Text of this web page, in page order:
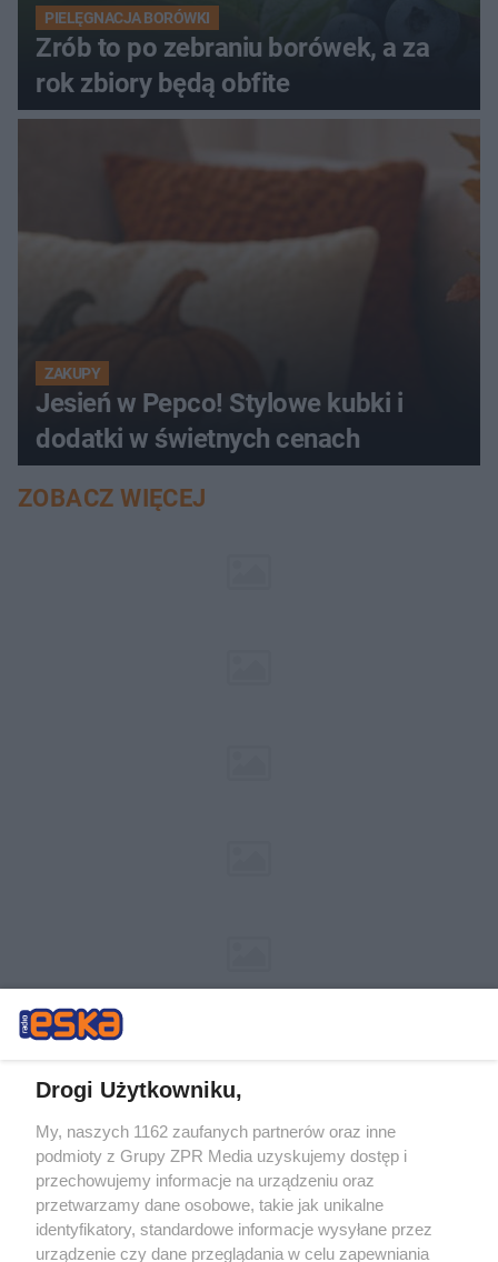
PIELĘGNACJA BORÓWKI
Zrób to po zebraniu borówek, a za
rok zbiory będą obfite
ZAKUPY
Jesień w Pepco! Stylowe kubki i
dodatki w świetnych cenach
ZOBACZ WIĘCEJ
Żaden utwór zamieszczony w serwisie nie może być powielany i
rozpowszechniany lub dalej rozpowszechniany w jakikolwiek sposób (w
tym także elektroniczny lub mechaniczny) na jakimkolwiek polu
eksploatacji w jakiejkolwiek formie, włącznie z umieszczaniem w
Internecie bez pisemnej zgody właściciela praw. Jakiekolwiek użycie lub
wykorzystanie utworów w całości lub w części z naruszeniem prawa,
tzn. bez właściwej zgody, jest zabronione pod groźbą kary i może być
Drogi Użytkowniku,
My, naszych 1162 zaufanych partnerów oraz inne
podmioty z Grupy ZPR Media uzyskujemy dostęp i
przechowujemy informacje na urządzeniu oraz
przetwarzamy dane osobowe, takie jak unikalne
identyfikatory, standardowe informacje wysyłane przez
urządzenie czy dane przeglądania w celu zapewniania